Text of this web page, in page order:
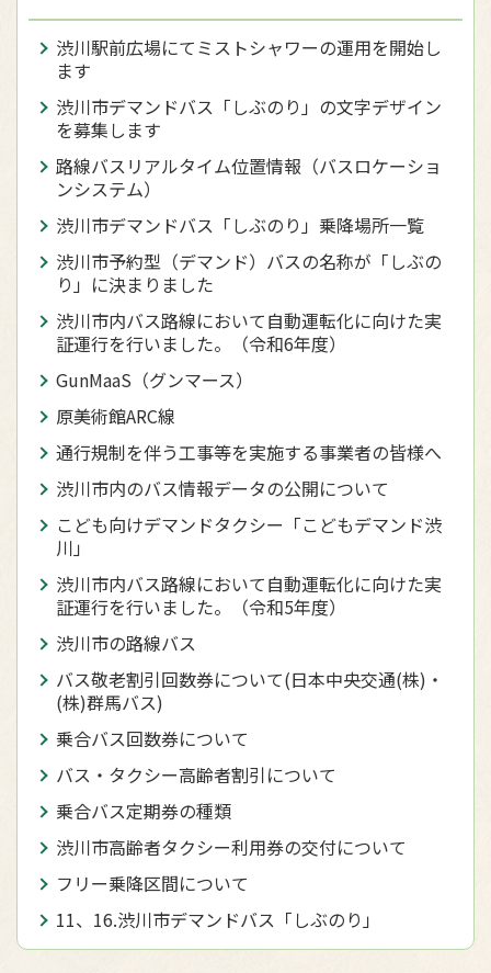
渋川駅前広場にてミストシャワーの運用を開始し
ます
渋川市デマンドバス「しぶのり」の文字デザイン
を募集します
路線バスリアルタイム位置情報（バスロケーショ
ンシステム）
渋川市デマンドバス「しぶのり」乗降場所一覧
渋川市予約型（デマンド）バスの名称が「しぶの
り」に決まりました
渋川市内バス路線において自動運転化に向けた実
証運行を行いました。（令和6年度）
GunMaaS（グンマース）
原美術館ARC線
通行規制を伴う工事等を実施する事業者の皆様へ
渋川市内のバス情報データの公開について
こども向けデマンドタクシー「こどもデマンド渋
川」
渋川市内バス路線において自動運転化に向けた実
証運行を行いました。（令和5年度）
渋川市の路線バス
バス敬老割引回数券について(日本中央交通(株)・
(株)群馬バス)
乗合バス回数券について
バス・タクシー高齢者割引について
乗合バス定期券の種類
渋川市高齢者タクシー利用券の交付について
フリー乗降区間について
11、16.渋川市デマンドバス「しぶのり」